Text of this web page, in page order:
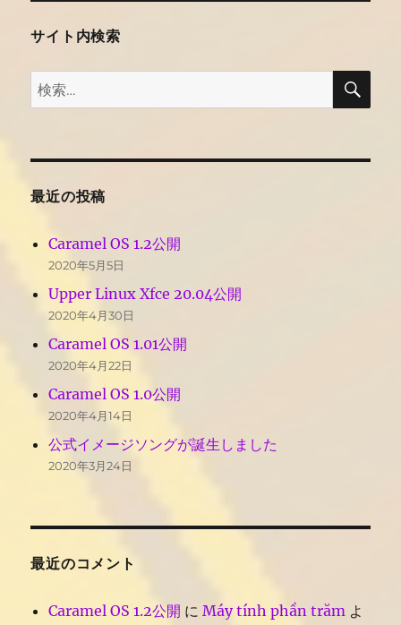
サイト内検索
検
索:
検
最近の投稿
Caramel OS 1.2公開
2020年5月5日
Upper Linux Xfce 20.04公開
2020年4月30日
Caramel OS 1.01公開
2020年4月22日
Caramel OS 1.0公開
2020年4月14日
公式イメージソングが誕生しました
2020年3月24日
最近のコメント
Caramel OS 1.2公開 にMáy tính phần trăm よ